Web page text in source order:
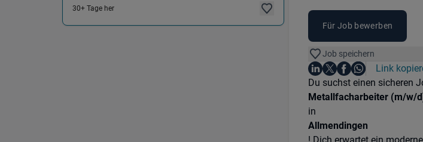
30+ Tage her
Für Job bewerben
Job speichern
Teile diesen Job
Auf LinkedIn teilen
Auf X teilen
Auf Facebook teilen
Auf WhatsApp
Link
Einleitung
Du suchst einen sicheren
Metallfacharbeiter (m/w/
in
Allmendingen